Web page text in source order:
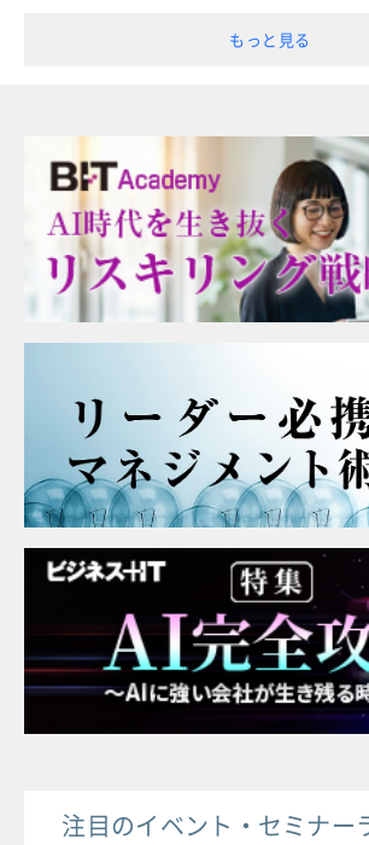
もっと見る
注目のイベント・セミナー